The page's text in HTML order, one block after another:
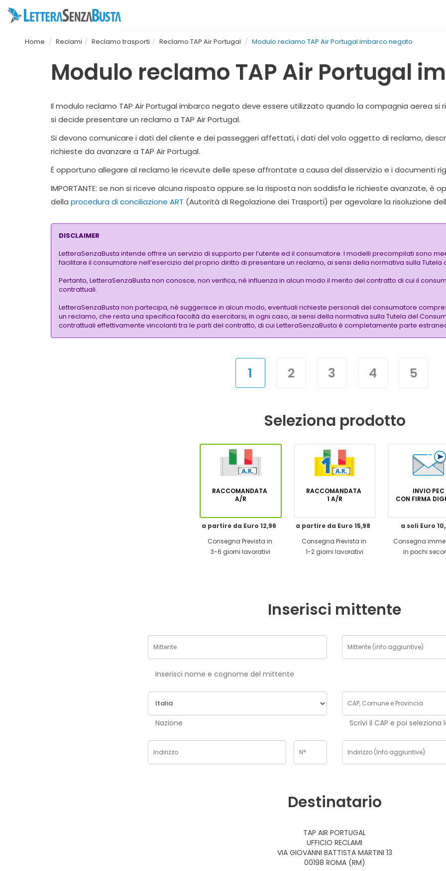
Home Reclami Reclamo trasporti Reclamo TAP Air Portugal Modulo reclamo TAP Air Portugal imbarco negato
Modulo reclamo TAP Air Portugal
Il modulo reclamo TAP Air Portugal imbarco negato deve essere utilizzato quando la compagnia aerea
si decide presentare un reclamo a TAP Air Portugal.
Si devono comunicare i dati del cliente e dei passeggeri affettati, i dati del volo oggetto di reclamo,
richieste da avanzare a TAP Air Portugal.
É opportuno allegare al reclamo le ricevute delle spese affrontate a causa del disservizio e i documenti
IMPORTANTE: se non si riceve alcuna risposta oppure se la risposta non soddisfa le richieste avanzate, è
della procedura di conciliazione ART (Autorità di Regolazione dei Trasporti) per agevolare la risoluzione
DISCLAIMER
LetteraSenzaBusta intende offrire un servizio di supporto per l’utente ed il consumatore. I modelli precompilati sono
facilitare il consumatore nell’esercizio del proprio diritto di presentare un reclamo, ai sensi della normativa sulla
Pertanto, LetteraSenzaBusta non conosce, non verifica, nè influenza in alcun modo il merito del contratto di cui il
contrattuali.
LetteraSenzaBusta non partecipa, nè suggerisce in alcun modo, eventuali richieste personali del consumatore
un reclamo, che resta una specifica facoltà da esercitarsi, in ogni caso, ai sensi della normativa sulla Tutela del
contrattuali effettivamente vincolanti tra le parti del contratto, di cui LetteraSenzaBusta è completamente parte
1 2 3 4 5
Seleziona prodotto
RACCOMANDATA
A/R
a partire da Euro 12,96
Consegna Prevista in
3-6 giorni lavorativi
RACCOMANDATA
1 A/R
a partire da Euro 15,98
Consegna Prevista in
1-2 giorni lavorativi
INVIO PEC
CON FIRMA
a soli Euro
Consegna
in pochi
Inserisci mittente
Inserisci nome e cognome del mittente
Nazione Scrivi il CAP e poi
Destinatario
TAP AIR PORTUGAL
UFFICIO RECLAMI
VIA GIOVANNI BATTISTA MARTINI 13
00198 ROMA (RM)